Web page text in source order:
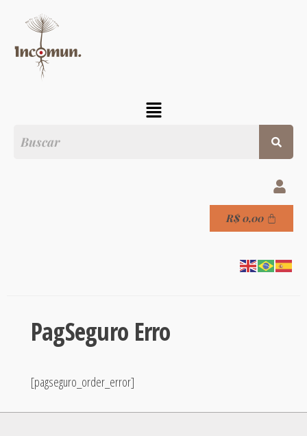
R$0,00
PagSeguro Erro
[pagseguro_order_error]